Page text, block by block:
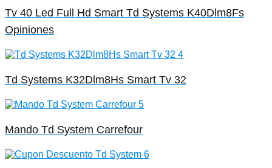
Tv 40 Led Full Hd Smart Td Systems K40Dlm8Fs
Opiniones
Td Systems K32Dlm8Hs Smart Tv 32
Mando Td System Carrefour